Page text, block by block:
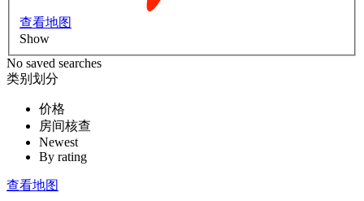
查看地图
Show
No saved searches
类别划分
价格
房间核查
Newest
By rating
查看地图